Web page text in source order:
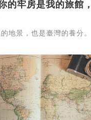
的牢房是我的旅館
地景，也是臺灣的養分。